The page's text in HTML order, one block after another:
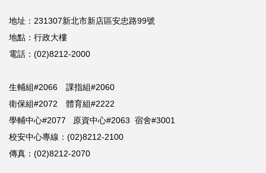
地址：231307新北市新店區安忠路99號
地點：行政大樓
電話：(02)8212-2000
生輔組#2066 課指組#2060
衛保組#2072 體育組#2222
學輔中心#2077 原資中心#2063 宿舍#3001
校安中心專線：(02)8212-2100
傳真：(02)8212-2070